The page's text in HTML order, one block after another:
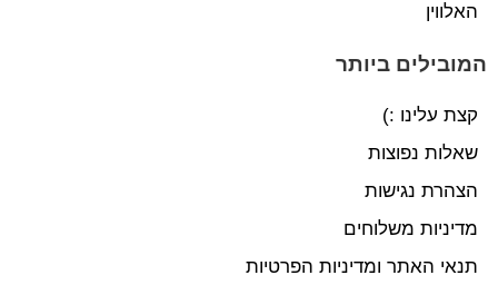
האלווין
המובילים ביותר
קצת עלינו :)
שאלות נפוצות
הצהרת נגישות
מדיניות משלוחים
תנאי האתר ומדיניות הפרטיות